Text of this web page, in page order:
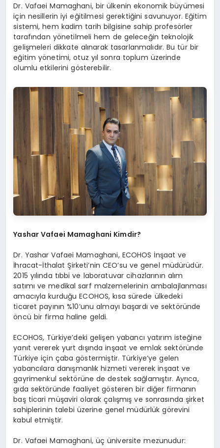
Dr. Vafaei Mamaghani, bir ülkenin ekonomik büyümesi
için nesillerin iyi eğitilmesi gerektiğini savunuyor. Eğitim
sistemi, hem kadim tarih bilgisine sahip profesörler
tarafından yönetilmeli hem de geleceğin teknolojik
gelişmeleri dikkate alınarak tasarlanmalıdır. Bu tür bir
eğitim yönetimi, otuz yıl sonra toplum üzerinde
olumlu etkilerini gösterebilir.
Yashar Vafaei Mamaghani Kimdir?
Dr. Yashar Vafaei Mamaghani, ECOHOS İnşaat ve
İhracat-İthalat Şirketi’nin CEO’su ve genel müdürüdür.
2015 yılında tıbbi ve laboratuvar cihazlarının alım
satımı ve medikal sarf malzemelerinin ambalajlanması
amacıyla kurduğu ECOHOS, kısa sürede ülkedeki
ticaret payının %10’unu almayı başardı ve sektöründe
öncü bir firma haline geldi.
ECOHOS, Türkiye’deki gelişen yabancı yatırım isteğine
yanıt vererek yurt dışında inşaat ve emlak sektöründe
Türkiye için çaba göstermiştir. Türkiye’ye gelen
yabancılara danışmanlık hizmeti vererek inşaat ve
gayrimenkul sektörüne de destek sağlamıştır. Ayrıca,
gıda sektöründe faaliyet gösteren bir diğer firmanın
baş ticari müşaviri olarak çalışmış ve sonrasında şirket
sahiplerinin talebi üzerine genel müdürlük görevini
kabul etmiştir.
Dr. Vafaei Mamaghani, üç üniversite mezunudur: